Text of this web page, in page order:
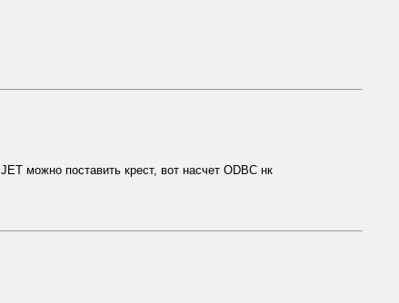
можно поставить крест, вот насчет ODBC нк